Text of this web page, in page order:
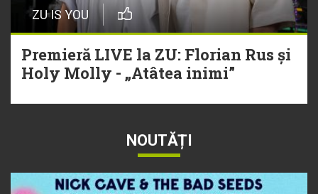
ZU IS YOU
Premieră LIVE la ZU: Florian Rus și
Holy Molly - „Atâtea inimi”
NOUTĂȚI